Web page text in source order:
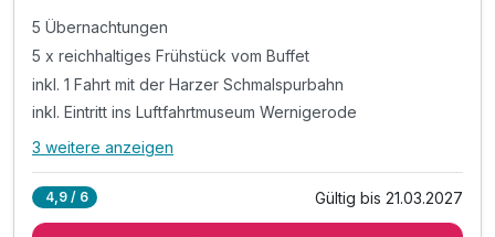
5 Übernachtungen
5 x reichhaltiges Frühstück vom Buffet
inkl. 1 Fahrt mit der Harzer Schmalspurbahn
inkl. Eintritt ins Luftfahrtmuseum Wernigerode
Alle Inklusivleistungen
3 weitere anzeigen
4,9 / 6 Gültig bis 21.03.2027